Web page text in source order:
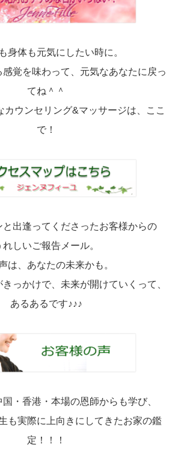
身体も元気にしたい時に。
覚を味わって、元気なあなたに戻っ
てね＾＾
カウンセリング&マッサージは、ここ
で！
出逢ってくださったお客様からの
れしいご報告メール。
は、あなたの未来かも。
っかけで、未来が開けていくって、
あるあるです♪♪♪
・香港・本場の恩師からも学び、
も実際に上向きにしてきたお家の鑑
定！！！